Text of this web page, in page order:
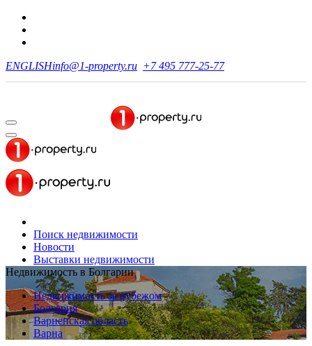
ENGLISHinfo@1-property.ru +7 495 777-25-77
Поиск недвижимости
Новости
Выставки недвижимости
Недвижимость в Болгарии
Недвижимость за рубежом
Болгария
Варненская область
Варна